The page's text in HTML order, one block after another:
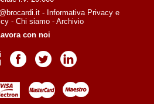
- Informativa Privacye
- Chi siamo - Archivio
con noi
Pagina Facebook
Pagina TwitterPagina LinkedIn